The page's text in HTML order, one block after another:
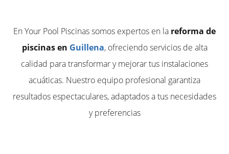
En Your Pool Piscinas somos expertos en la reforma de
piscinas en Guillena, ofreciendo servicios de alta
calidad para transformar y mejorar tus instalaciones
acuáticas. Nuestro equipo profesional garantiza
resultados espectaculares, adaptados a tus necesidades
y preferencias